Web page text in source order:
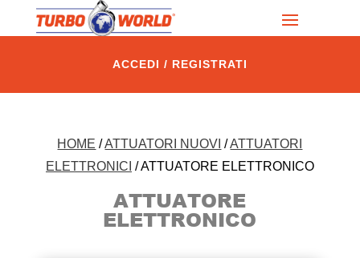
ACCEDI / REGISTRATI
HOME /ATTUATORI NUOVI /ATTUATORI
ELETTRONICI / ATTUATORE ELETTRONICO
ATTUATORE
ELETTRONICO